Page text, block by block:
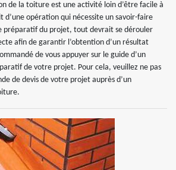
de la toiture est une activité loin d’être facile à
d’une opération qui nécessite un savoir-faire
préparatif du projet, tout devrait se dérouler
afin de garantir l’obtention d’un résultat
de vous appuyer sur le guide d’un
de votre projet. Pour cela, veuillez ne pas
de devis de votre projet auprès d’un